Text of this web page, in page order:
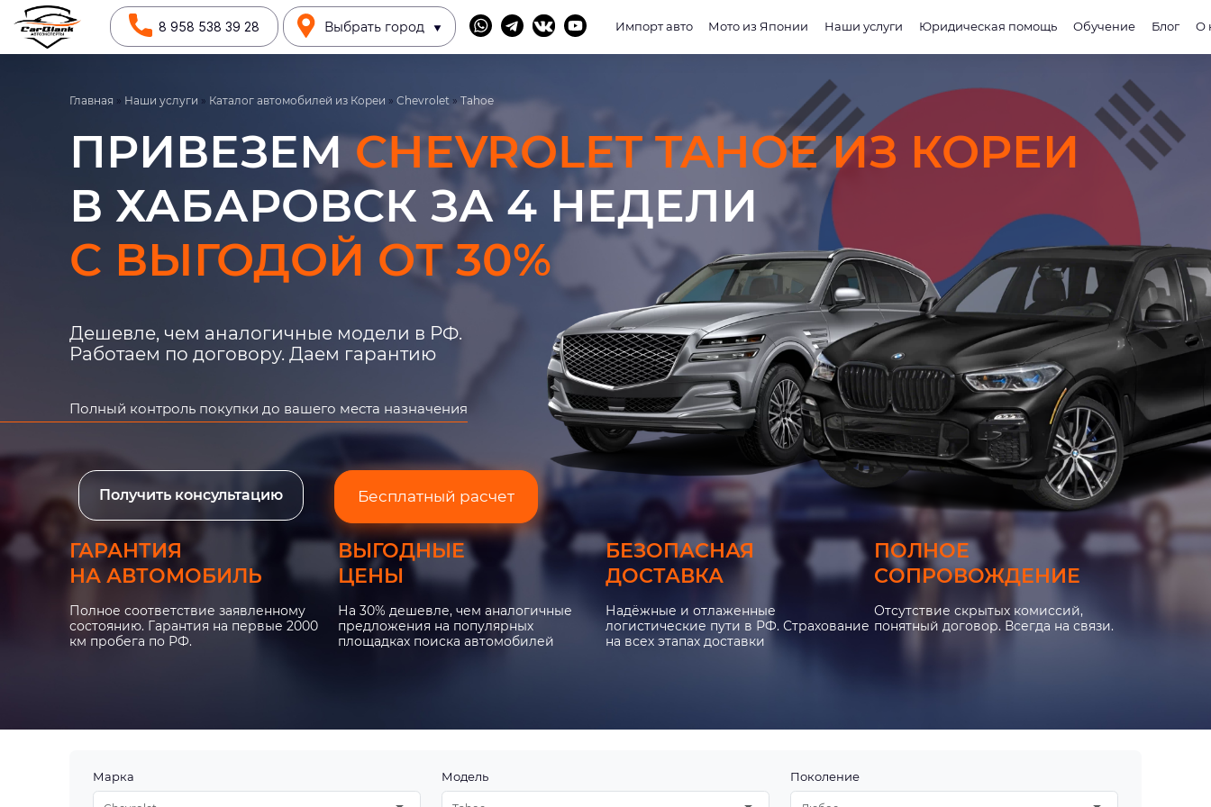
8 958 538 39 28 Выбрать город Импорт авто Мото из Японии Наши услуги Юридическая помощь Обучение Блог О
Главная » Наши услуги » Каталог автомобилей из Кореи » Chevrolet » Tahoe
ПРИВЕЗЕМCHEVROLET TAHOE ИЗ КОРЕИ
В ХАБАРОВСК ЗА 4 НЕДЕЛИ
С ВЫГОДОЙ ОТ 30%
Дешевле, чем аналогичные модели в РФ.
Работаем по договору. Даем гарантию
Полный контроль покупки до вашего места назначения
Получить консультацию Бесплатный расчет
ГАРАНТИЯ
НА АВТОМОБИЛЬ
Полное соответствие заявленному
состоянию. Гарантия на первые 2000
км пробега по РФ.
ВЫГОДНЫЕ
ЦЕНЫ
На 30% дешевле, чем аналогичные
предложения на популярных
площадках поиска автомобилей
БЕЗОПАСНАЯ
ДОСТАВКА
Надёжные и отлаженные
логистические пути в РФ. Страхование
на всех этапах доставки
ПОЛНОЕ
СОПРОВОЖДЕНИЕ
Отсутствие скрытых комиссий,
понятный договор. Всегда на связи.
Марка Модель Поколение